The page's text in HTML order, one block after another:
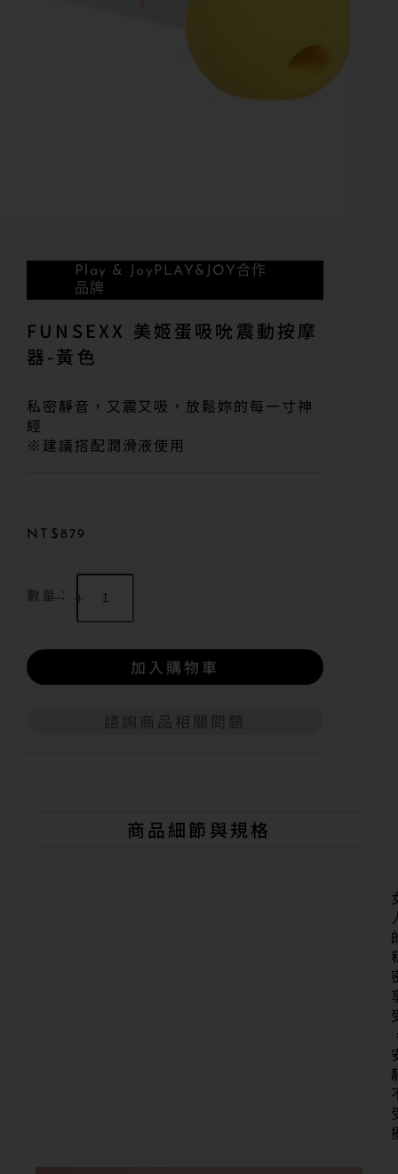
Play & Joy PLAY&JOY合作
品牌
FUNSEXX 美姬蛋吸吮震動按摩
器-黃色
私密靜音，又震又吸，放鬆妳的每一寸神
經
※建議搭配潤滑液使用
NT$ 879
數量：
諮詢商品相關問題
加入購物車
商品細節與規格